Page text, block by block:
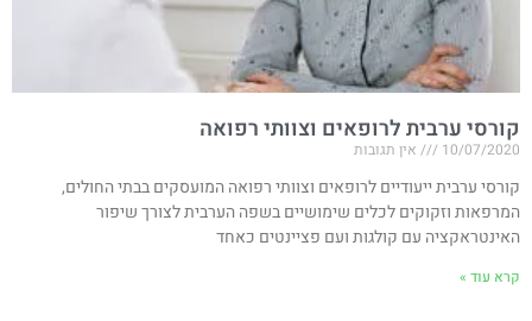
קורסי ערבית לרופאים וצוותי רפואה
10/07/2020 אין תגובות
קורסי ערבית ייעודיים לרופאים וצוותי רפואה המועסקים בבתי החולים,
המרפאות וזקוקים לכלים שימושיים בשפה הערבית לצורך שיפור
האינטראקציה עם קולגות ועם פציינטים כאחד
קרא עוד »